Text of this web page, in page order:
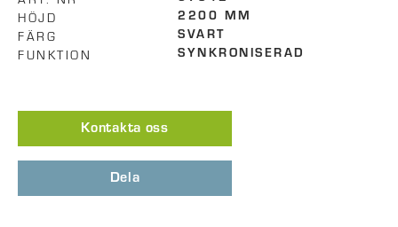
HÖJD 2200 MM
FÄRG SVART
FUNKTION SYNKRONISERAD
Kontakta oss
Dela